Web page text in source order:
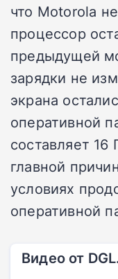
что Motorola
процессор
предыдущей
зарядки не
экрана
оперативной
составляет
главной
условиях
оперативной
Видео от